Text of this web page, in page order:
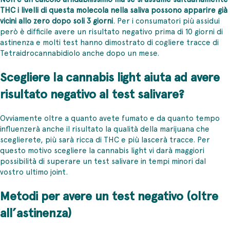
THC i livelli di questa molecola nella saliva possono apparire già
vicini allo zero dopo soli 3 giorni. Per i consumatori più assidui
però è difficile avere un risultato negativo prima di 10 giorni di
astinenza e molti test hanno dimostrato di cogliere tracce di
Tetraidrocannabidiolo anche dopo un mese.
Scegliere la cannabis light aiuta ad avere
risultato negativo al test salivare?
Ovviamente oltre a quanto avete fumato e da quanto tempo
influenzerà anche il risultato la qualità della marijuana che
sceglierete, più sarà ricca di THC e più lascerà tracce. Per
questo motivo scegliere la cannabis light vi darà maggiori
possibilità di superare un test salivare in tempi minori dal
vostro ultimo joint.
Metodi per avere un test negativo (oltre
all’astinenza)